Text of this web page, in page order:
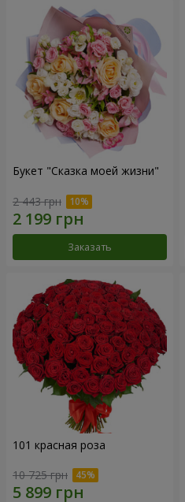
Букет "Сказка моей жизни"
2 443 грн
Заказать
101 красная роза
10 725 грн